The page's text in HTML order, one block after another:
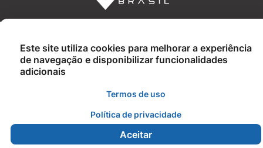
Este site utiliza cookies para melhorar a experiência
de navegação e disponibilizar funcionalidades
adicionais
Termos de uso
Política de privacidade
Aceitar